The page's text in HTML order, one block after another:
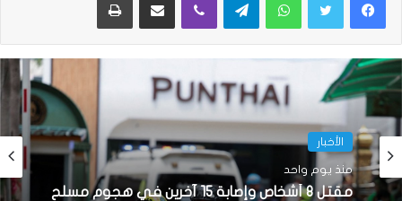
الأخبار
منذ يوم واحد
مقتل 8 أشخاص وإصابة 15 آخرين في هجوم مسلح